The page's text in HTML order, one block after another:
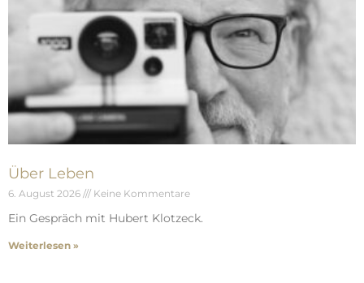
Über Leben
6. August 2026 Keine Kommentare
Ein Gespräch mit Hubert Klotzeck.
Weiterlesen »